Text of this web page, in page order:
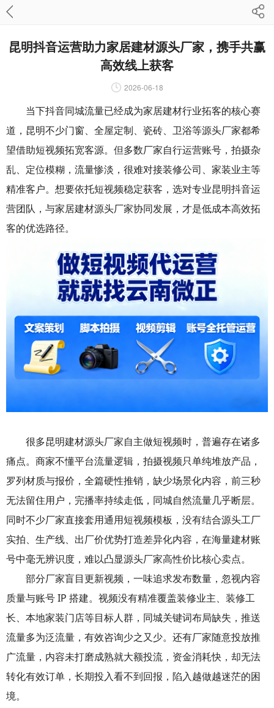
昆明抖音运营助力家居建材源头厂家，携手共赢
高效线上获客
2026-06-18
当下抖音同城流量已经成为家居建材行业拓客的核心赛
道，昆明不少门窗、全屋定制、瓷砖、卫浴等源头厂家都希
望借助短视频拓宽客源。但多数厂家自行运营账号，拍摄杂
乱、定位模糊，流量惨淡，很难对接装修公司、家装业主等
精准客户。想要依托短视频稳定获客，选对专业昆明抖音运
营团队，与家居建材源头厂家协同发展，才是低成本高效拓
客的优选路径。
很多昆明建材源头厂家自主做短视频时，普遍存在诸多
痛点。商家不懂平台流量逻辑，拍摄视频只单纯堆放产品，
罗列材质与报价，全篇硬性推销，缺少场景化内容，前三秒
无法留住用户，完播率持续走低，同城自然流量几乎断层。
同时不少厂家直接套用通用短视频模板，没有结合源头工厂
实拍、生产线、出厂价优势打造差异化内容，在海量建材账
号中毫无辨识度，难以凸显源头厂家高性价比核心卖点。
部分厂家盲目更新视频，一味追求发布数量，忽视内容
质量与账号 IP 搭建。视频没有精准覆盖装修业主、装修工
长、本地家装门店等目标人群，同城关键词布局缺失，推送
流量多为泛流量，有效咨询少之又少。还有厂家随意投放推
广流量，内容未打磨成熟就大额投流，资金消耗快，却无法
转化有效订单，长期投入看不到回报，陷入越做越迷茫的困
境。